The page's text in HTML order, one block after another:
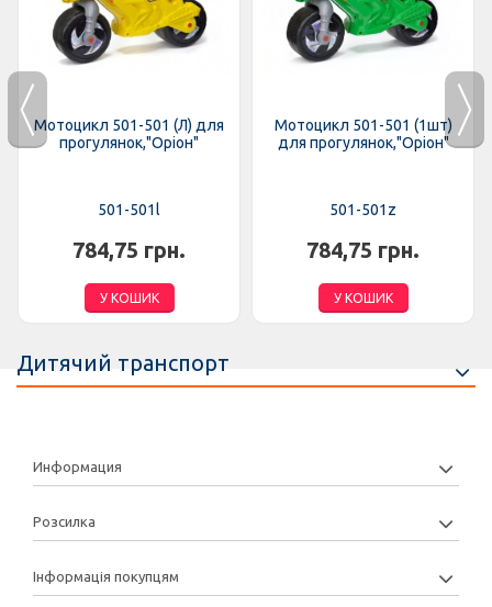
Мотоцикл 501-501 (Л) для
прогулянок,"Оріон"
501-501l
784,75 грн.
У КОШИК
Мотоцикл 501-501 (1шт)
для прогулянок,"Оріон"
501-501z
784,75 грн.
У КОШИК
Дитячий транспорт
Информация
Розсилка
Інформація покупцям